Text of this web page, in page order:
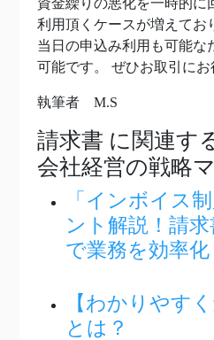
利用頂くケースが増えてお
当日の申込み利用も可能な
可能です。 ぜひお取引にお
執筆者 M.S
請求書 に関連す
会社経営の戦略
「インボイス
ント解説！請
で業務を効率化
【わかりやす
とは？